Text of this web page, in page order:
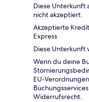
Diese Unterkunft
nicht akzeptiert.
Akzeptierte
Express
Diese Unterkunft
Wenn du deine
EU-
Widerrufsrecht.